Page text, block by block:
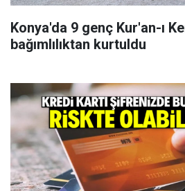
Konya'da 9 genç Kur'an-ı
bağımlılıktan kurtuldu